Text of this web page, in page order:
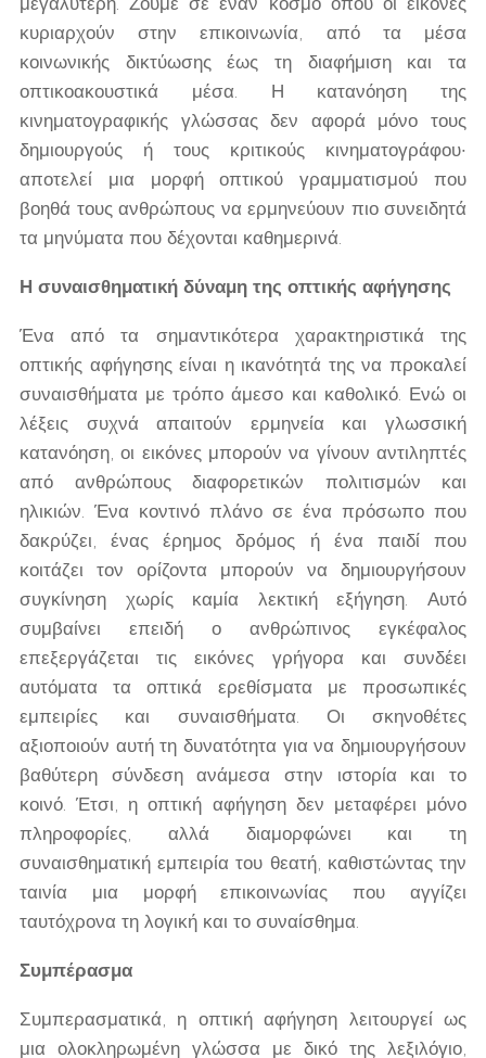
κυριαρχούν στην επικοινωνία, από τα μέσα
κοινωνικής δικτύωσης έως τη διαφήμιση και τα
οπτικοακουστικά μέσα. Η κατανόηση της
κινηματογραφικής γλώσσας δεν αφορά μόνο τους
δημιουργούς ή τους κριτικούς κινηματογράφου·
αποτελεί μια μορφή οπτικού γραμματισμού που
βοηθά τους ανθρώπους να ερμηνεύουν πιο συνειδητά
τα μηνύματα που δέχονται καθημερινά.
Η συναισθηματική δύναμη της οπτικής αφήγησης
Ένα από τα σημαντικότερα χαρακτηριστικά της
οπτικής αφήγησης είναι η ικανότητά της να προκαλεί
συναισθήματα με τρόπο άμεσο και καθολικό. Ενώ οι
λέξεις συχνά απαιτούν ερμηνεία και γλωσσική
κατανόηση, οι εικόνες μπορούν να γίνουν αντιληπτές
από ανθρώπους διαφορετικών πολιτισμών και
ηλικιών. Ένα κοντινό πλάνο σε ένα πρόσωπο που
δακρύζει, ένας έρημος δρόμος ή ένα παιδί που
κοιτάζει τον ορίζοντα μπορούν να δημιουργήσουν
συγκίνηση χωρίς καμία λεκτική εξήγηση. Αυτό
συμβαίνει επειδή ο ανθρώπινος εγκέφαλος
επεξεργάζεται τις εικόνες γρήγορα και συνδέει
αυτόματα τα οπτικά ερεθίσματα με προσωπικές
εμπειρίες και συναισθήματα. Οι σκηνοθέτες
αξιοποιούν αυτή τη δυνατότητα για να δημιουργήσουν
βαθύτερη σύνδεση ανάμεσα στην ιστορία και το
κοινό. Έτσι, η οπτική αφήγηση δεν μεταφέρει μόνο
πληροφορίες, αλλά διαμορφώνει και τη
συναισθηματική εμπειρία του θεατή, καθιστώντας την
ταινία μια μορφή επικοινωνίας που αγγίζει
ταυτόχρονα τη λογική και το συναίσθημα.
Συμπέρασμα
Συμπερασματικά, η οπτική αφήγηση λειτουργεί ως
μια ολοκληρωμένη γλώσσα με δικό της λεξιλόγιο,